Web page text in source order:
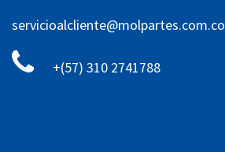
servicioalcliente@molpartes.com.co
+(57) 310 2741788